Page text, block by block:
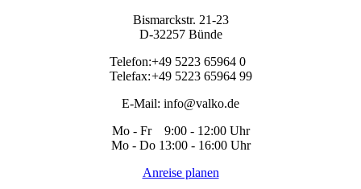
Bismarckstr. 21-23
D-32257 Bünde
Telefon:+49 5223 65964 0
Telefax:+49 5223 65964 99
E-Mail: info@valko.de
Mo - Fr 9:00 - 12:00 Uhr
Mo - Do 13:00 - 16:00 Uhr
Anreise planen